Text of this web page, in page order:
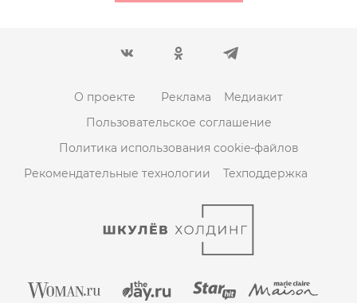
О проекте Реклама
Медиакит
Пользовательское соглашение
Политика использования cookie-файлов
Рекомендательные технологии
Техподдержка